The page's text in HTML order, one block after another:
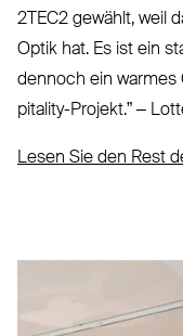
2TEC2 gewählt, weil
Optik hat. Es ist ein
dennoch ein warmes
pitality-Projekt.” –
Lesen Sie den Rest